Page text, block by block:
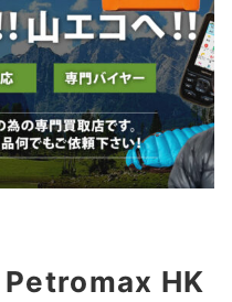
Petromax HK